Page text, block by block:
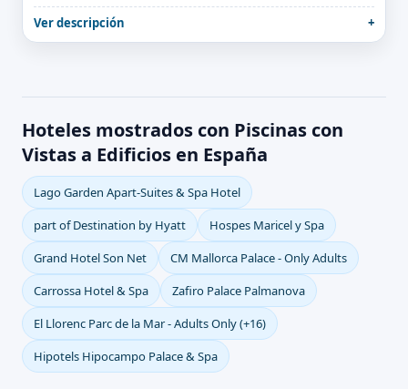
Ver descripción
Hoteles mostrados con Piscinas con
Vistas a Edificios en España
Lago Garden Apart-Suites & Spa Hotel
part of Destination by Hyatt
Hospes Maricel y Spa
Grand Hotel Son Net
CM Mallorca Palace - Only Adults
Carrossa Hotel & Spa
Zafiro Palace Palmanova
El Llorenc Parc de la Mar - Adults Only (+16)
Hipotels Hipocampo Palace & Spa